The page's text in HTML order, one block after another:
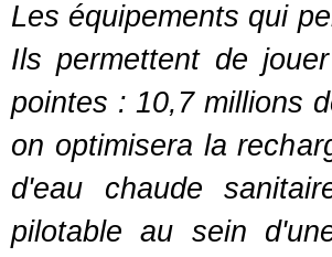
Les équipements qui
Ils permettent de
pointes : 10,7 millions
on optimisera la
d'eau chaude
pilotable au sein